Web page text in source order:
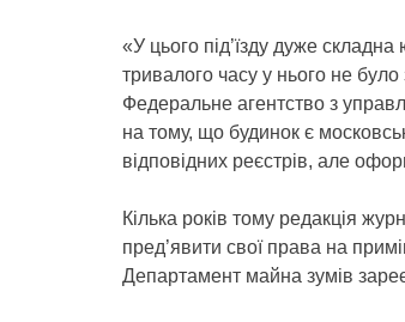
«У цього під’їзду дуже
тривалого часу у нього не
Федеральне агентство з
на тому, що будинок є
відповідних реєстрів, але
Кілька років тому редакція
пред’явити свої права на
Департамент майна зумів